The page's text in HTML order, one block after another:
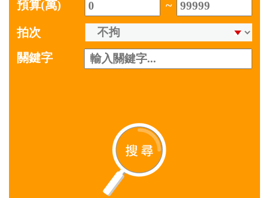
預算(萬) ~
拍次
關鍵字